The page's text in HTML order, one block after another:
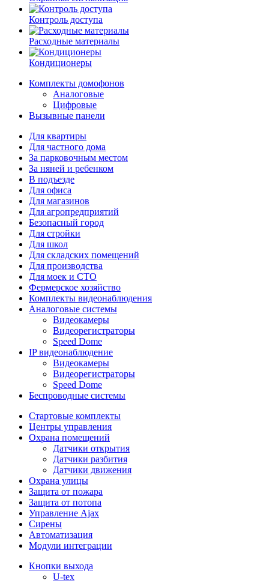
Контроль доступа
Расходные материалы
Кондиционеры
Комплекты домофонов
Аналоговые
Цифровые
Вызывные панели
Для квартиры
Для частного дома
За парковочным местом
За няней и ребенком
В подъезде
Для офиса
Для магазинов
Для агропредприятий
Безопасный город
Для стройки
Для школ
Для складских помещений
Для производства
Для моек и СТО
Фермерское хозяйство
Комплекты видеонаблюдения
Аналоговые системы
Видеокамеры
Видеорегистраторы
Speed Dome
IP видеонаблюдение
Видеокамеры
Видеорегистраторы
Speed Dome
Беспроводные системы
Стартовые комплекты
Центры управления
Охрана помещений
Датчики открытия
Датчики разбития
Датчики движения
Охрана улицы
Защита от пожара
Защита от потопа
Управление Ajax
Сирены
Автоматизация
Модули интеграции
Кнопки выхода
U-tex